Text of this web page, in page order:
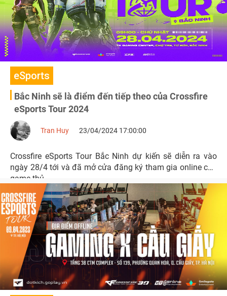
eSports
Bắc Ninh sẽ là điểm đến tiếp theo của Crossfire
eSports Tour 2024
Tran Huy 23/04/2024 17:00:00
Crossfire eSports Tour Bắc Ninh dự kiến sẽ diễn ra vào
ngày 28/4 tới và đã mở cửa đăng ký tham gia online cho
game thủ.